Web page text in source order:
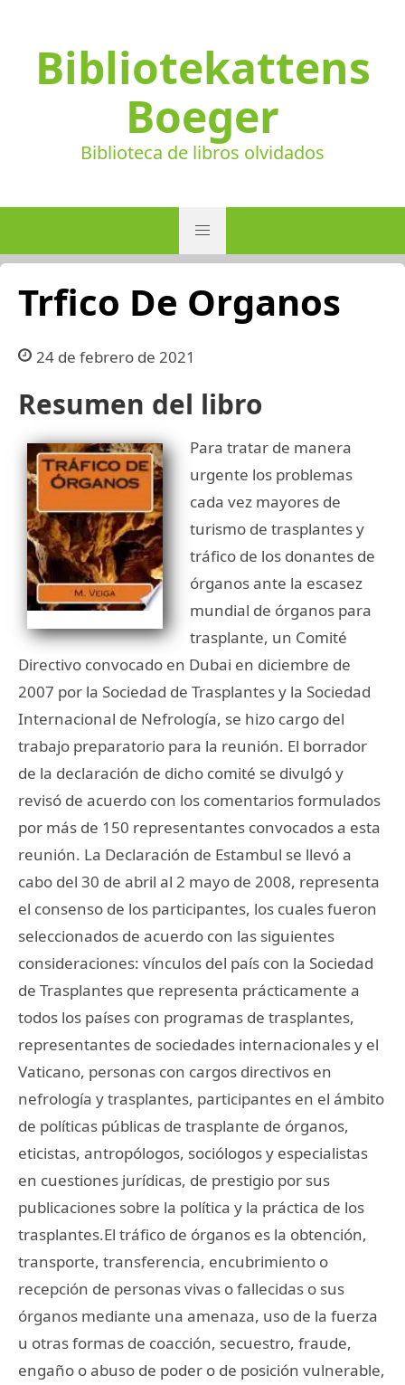
Bibliotekattens
Boeger
Biblioteca de libros olvidados
Trfico De Organos
24 de febrero de 2021
Resumen del libro
Para tratar de manera
urgente los problemas
cada vez mayores de
turismo de trasplantes y
tráfico de los donantes de
órganos ante la escasez
mundial de órganos para
trasplante, un Comité
Directivo convocado en Dubai en diciembre de
2007 por la Sociedad de Trasplantes y la Sociedad
Internacional de Nefrología, se hizo cargo del
trabajo preparatorio para la reunión. El borrador
de la declaración de dicho comité se divulgó y
revisó de acuerdo con los comentarios formulados
por más de 150 representantes convocados a esta
reunión. La Declaración de Estambul se llevó a
cabo del 30 de abril al 2 mayo de 2008, representa
el consenso de los participantes, los cuales fueron
seleccionados de acuerdo con las siguientes
consideraciones: vínculos del país con la Sociedad
de Trasplantes que representa prácticamente a
todos los países con programas de trasplantes,
representantes de sociedades internacionales y el
Vaticano, personas con cargos directivos en
nefrología y trasplantes, participantes en el ámbito
de políticas públicas de trasplante de órganos,
eticistas, antropólogos, sociólogos y especialistas
en cuestiones jurídicas, de prestigio por sus
publicaciones sobre la política y la práctica de los
trasplantes.El tráfico de órganos es la obtención,
transporte, transferencia, encubrimiento o
recepción de personas vivas o fallecidas o sus
órganos mediante una amenaza, uso de la fuerza
u otras formas de coacción, secuestro, fraude,
engaño o abuso de poder o de posición vulnerable,